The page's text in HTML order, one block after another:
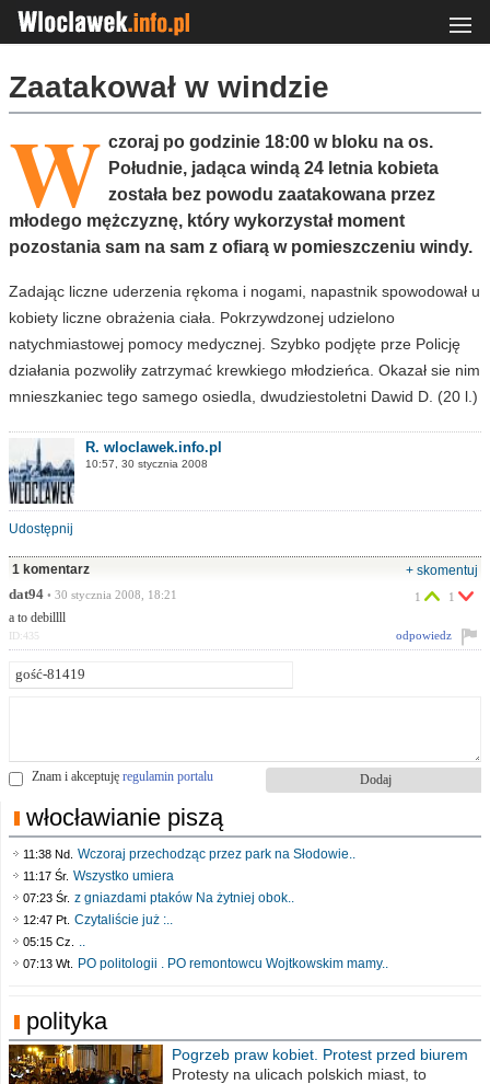
Zaatakował w windzie
W czoraj po godzinie 18:00 w bloku na os.
Południe, jadąca windą 24 letnia kobieta
została bez powodu zaatakowana przez
młodego mężczyznę, który wykorzystał moment
pozostania sam na sam z ofiarą w pomieszczeniu windy.
Zadając liczne uderzenia rękoma i nogami, napastnik spowodował u
kobiety liczne obrażenia ciała. Pokrzywdzonej udzielono
natychmiastowej pomocy medycznej. Szybko podjęte prze Policję
działania pozwoliły zatrzymać krewkiego młodzieńca. Okazał sie nim
mnieszkaniec tego samego osiedla, dwudziestoletni Dawid D. (20 l.)
R. wloclawek.info.pl
10:57, 30 stycznia 2008
Udostępnij
1 komentarz
+ skomentuj
dat94 • 30 stycznia 2008, 18:21
a to debillll
1 1
odpowiedz
ID:435
Znam i akceptuję regulamin portalu
włocławianie piszą
11:38 Nd. Wczoraj przechodząc przez park na Słodowie..
11:17 Śr. Wszystko umiera
07:23 Śr. z gniazdami ptaków Na żytniej obok..
12:47 Pt. Czytaliście już :..
05:15 Cz. ..
07:13 Wt. PO politologii . PO remontowcu Wojtkowskim mamy..
polityka
Pogrzeb praw kobiet. Protest przed biurem
poselskim PiS
Protesty na ulicach polskich miast, to